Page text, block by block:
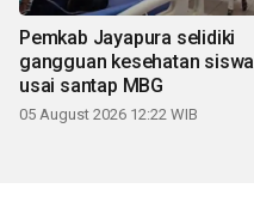
Pemkab Jayapura selidiki
gangguan kesehatan siswa
usai santap MBG
05 August 2026 12:22 WIB